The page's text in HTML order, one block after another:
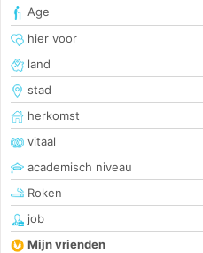
Age
hier voor
land
stad
herkomst
vitaal
academisch niveau
Roken
job
Mijn vrienden